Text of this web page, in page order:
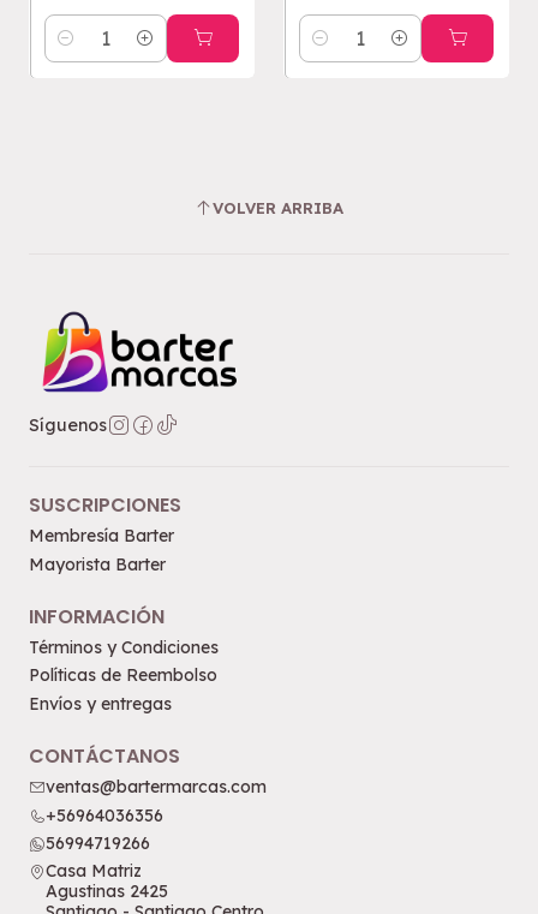
Cantidad Cantidad
VOLVER ARRIBA
Síguenos
SUSCRIPCIONES
Membresía Barter
Mayorista Barter
INFORMACIÓN
Términos y Condiciones
Políticas de Reembolso
Envíos y entregas
CONTÁCTANOS
ventas@bartermarcas.com
+56964036356
56994719266
Casa Matriz
Agustinas 2425